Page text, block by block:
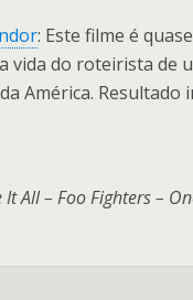
: Este filme é
vida do roteirista de
América. Resultado
It All – Foo Fighters –